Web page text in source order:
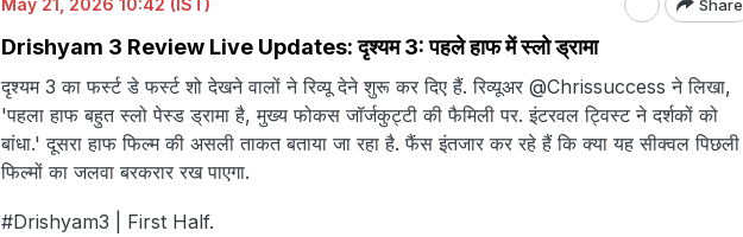
May 21, 2026 10:42 (IST) Share
Drishyam 3 Review Live Updates: दृश्यम 3: पहले हाफ में स्लो ड्रामा
दृश्यम 3 का फर्स्ट डे फर्स्ट शो देखने वालों ने रिव्यू देने शुरू कर दिए हैं. रिव्यूअर @Chrissuccess ने लिखा,
'पहला हाफ बहुत स्लो पेस्ड ड्रामा है, मुख्य फोकस जॉर्जकुट्टी की फैमिली पर. इंटरवल ट्विस्ट ने दर्शकों को
बांधा.' दूसरा हाफ फिल्म की असली ताकत बताया जा रहा है. फैंस इंतजार कर रहे हैं कि क्या यह सीक्वल पिछली
फिल्मों का जलवा बरकरार रख पाएगा.
#Drishyam3 | First Half.